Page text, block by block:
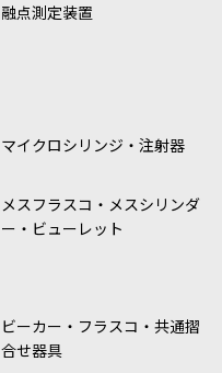
融点測定装置
マイクロシリンジ・注射器
メスフラスコ・メスシリンダ
ー・ビューレット
ビーカー・フラスコ・共通摺
合せ器具